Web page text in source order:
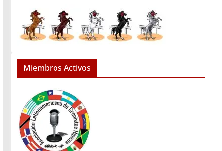
Miembros Activos